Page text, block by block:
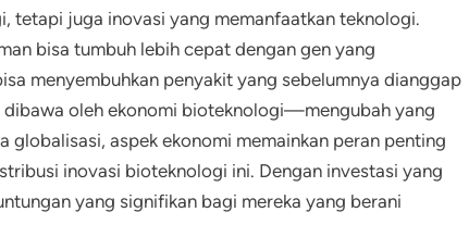
tetapi juga inovasi yang memanfaatkan teknologi.
bisa tumbuh lebih cepat dengan gen yang
menyembuhkan penyakit yang sebelumnya dianggap
oleh ekonomi bioteknologi—mengubah yang
globalisasi, aspek ekonomi memainkan peran penting
inovasi bioteknologi ini. Dengan investasi yang
yang signifikan bagi mereka yang berani